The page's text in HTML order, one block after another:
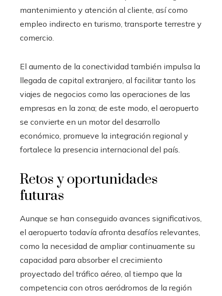
mantenimiento y atención al cliente, así como
empleo indirecto en turismo, transporte terrestre y
comercio.
El aumento de la conectividad también impulsa la
llegada de capital extranjero, al facilitar tanto los
viajes de negocios como las operaciones de las
empresas en la zona; de este modo, el aeropuerto
se convierte en un motor del desarrollo
económico, promueve la integración regional y
fortalece la presencia internacional del país.
Retos y oportunidades
futuras
Aunque se han conseguido avances significativos,
el aeropuerto todavía afronta desafíos relevantes,
como la necesidad de ampliar continuamente su
capacidad para absorber el crecimiento
proyectado del tráfico aéreo, al tiempo que la
competencia con otros aeródromos de la región